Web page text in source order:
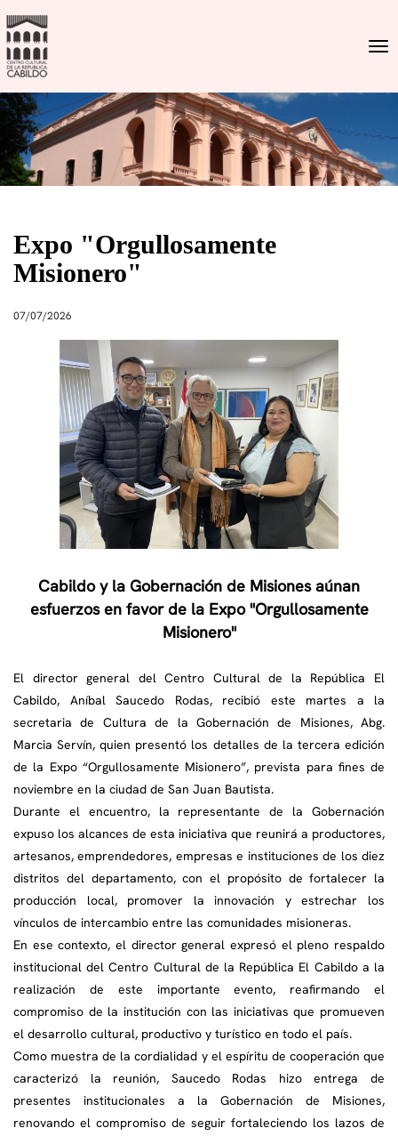
Expo "Orgullosamente
Misionero"
07/07/2026
Cabildo y la Gobernación de Misiones aúnan
esfuerzos en favor de la Expo "Orgullosamente
Misionero"
El director general del Centro Cultural de la República El
Cabildo, Aníbal Saucedo Rodas, recibió este martes a la
secretaria de Cultura de la Gobernación de Misiones, Abg.
Marcia Servín, quien presentó los detalles de la tercera edición
de la Expo “Orgullosamente Misionero”, prevista para fines de
noviembre en la ciudad de San Juan Bautista.
Durante el encuentro, la representante de la Gobernación
expuso los alcances de esta iniciativa que reunirá a productores,
artesanos, emprendedores, empresas e instituciones de los diez
distritos del departamento, con el propósito de fortalecer la
producción local, promover la innovación y estrechar los
vínculos de intercambio entre las comunidades misioneras.
En ese contexto, el director general expresó el pleno respaldo
institucional del Centro Cultural de la República El Cabildo a la
realización de este importante evento, reafirmando el
compromiso de la institución con las iniciativas que promueven
el desarrollo cultural, productivo y turístico en todo el país.
Como muestra de la cordialidad y el espíritu de cooperación que
caracterizó la reunión, Saucedo Rodas hizo entrega de
presentes institucionales a la Gobernación de Misiones,
renovando el compromiso de seguir fortaleciendo los lazos de